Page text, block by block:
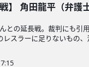
】 角田龍平（弁護士
との延長戦。裁判にも引
スラーに足りないもの、